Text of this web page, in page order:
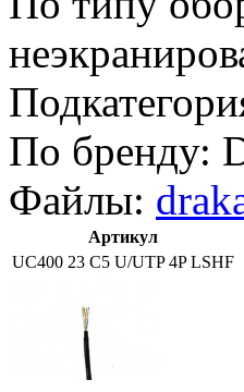
По бренду:
Файлы:
Артикул
UC400 23 C5 U/UTP 4P LSHF